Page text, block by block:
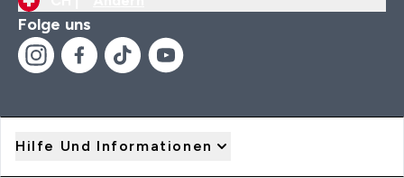
Folge uns
Hilfe Und Informationen